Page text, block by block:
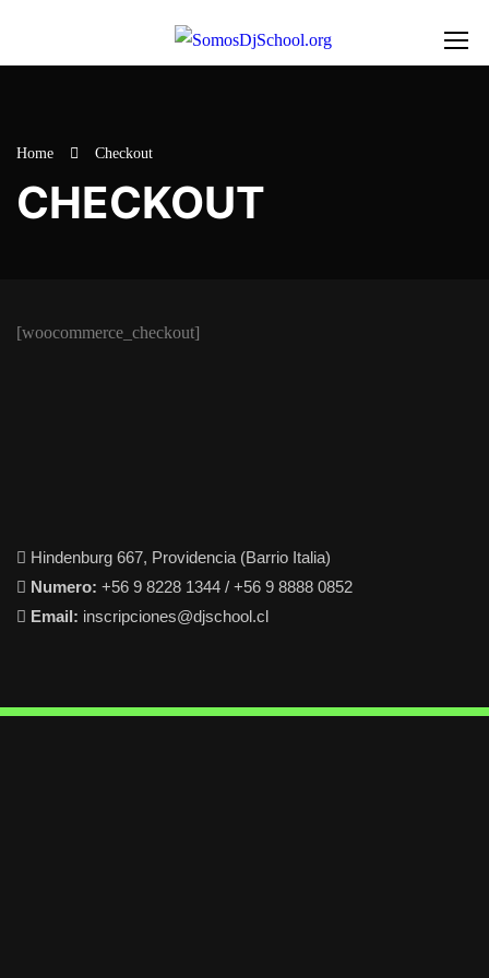
Home Checkout
CHECKOUT
[woocommerce_checkout]
Hindenburg 667, Providencia (Barrio Italia)
Numero: +56 9 8228 1344 / +56 9 8888 0852
Email: inscripciones@djschool.cl